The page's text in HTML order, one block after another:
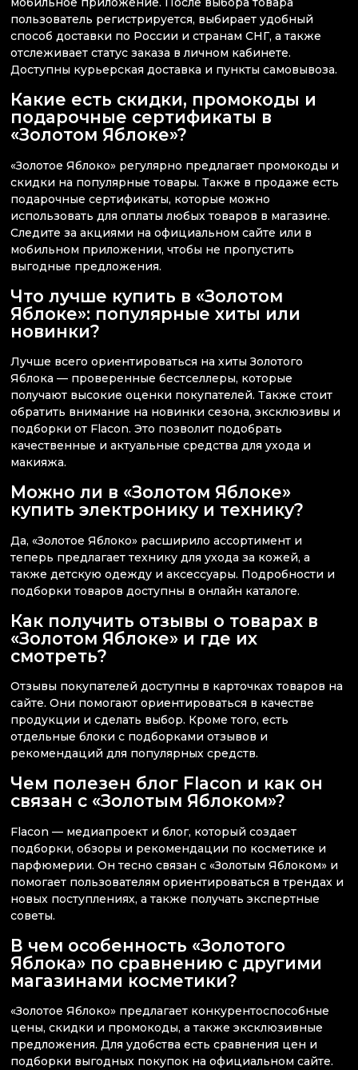
пользователь регистрируется, выбирает удобный
способ доставки по России и странам СНГ, а также
отслеживает статус заказа в личном кабинете.
Доступны курьерская доставка и пункты самовывоза.
Какие есть скидки, промокоды и
подарочные сертификаты в
«Золотом Яблоке»?
«Золотое Яблоко» регулярно предлагает промокоды и
скидки на популярные товары. Также в продаже есть
подарочные сертификаты, которые можно
использовать для оплаты любых товаров в магазине.
Следите за акциями на официальном сайте или в
мобильном приложении, чтобы не пропустить
выгодные предложения.
Что лучше купить в «Золотом
Яблоке»: популярные хиты или
новинки?
Лучше всего ориентироваться на хиты Золотого
Яблока — проверенные бестселлеры, которые
получают высокие оценки покупателей. Также стоит
обратить внимание на новинки сезона, эксклюзивы и
подборки от Flacon. Это позволит подобрать
качественные и актуальные средства для ухода и
макияжа.
Можно ли в «Золотом Яблоке»
купить электронику и технику?
Да, «Золотое Яблоко» расширило ассортимент и
теперь предлагает технику для ухода за кожей, а
также детскую одежду и аксессуары. Подробности и
подборки товаров доступны в онлайн каталоге.
Как получить отзывы о товарах в
«Золотом Яблоке» и где их
смотреть?
Отзывы покупателей доступны в карточках товаров на
сайте. Они помогают ориентироваться в качестве
продукции и сделать выбор. Кроме того, есть
отдельные блоки с подборками отзывов и
рекомендаций для популярных средств.
Чем полезен блог Flacon и как он
связан с «Золотым Яблоком»?
Flacon — медиапроект и блог, который создает
подборки, обзоры и рекомендации по косметике и
парфюмерии. Он тесно связан с «Золотым Яблоком» и
помогает пользователям ориентироваться в трендах и
новых поступлениях, а также получать экспертные
советы.
В чем особенность «Золотого
Яблока» по сравнению с другими
магазинами косметики?
«Золотое Яблоко» предлагает конкурентоспособные
цены, скидки и промокоды, а также эксклюзивные
предложения. Для удобства есть сравнения цен и
подборки выгодных покупок на официальном сайте.